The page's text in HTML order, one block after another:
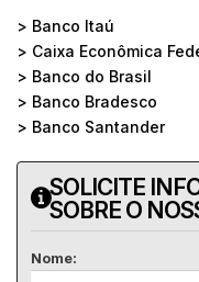
> Banco Itaú
> Caixa Econômica
> Banco do Brasil
> Banco Bradesco
> Banco Santander
SOLICITE
SOBRE O
Nome: